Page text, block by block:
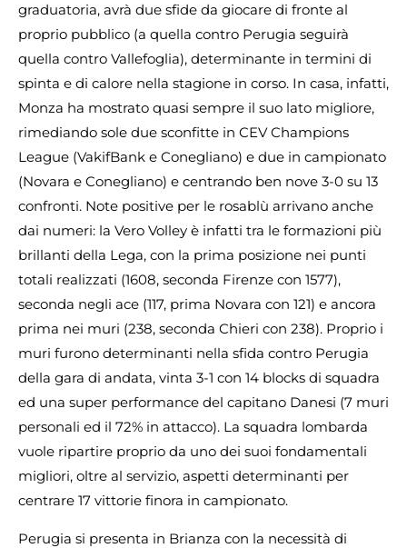
graduatoria, avrà due sfide da giocare di fronte al
proprio pubblico (a quella contro Perugia seguirà
quella contro Vallefoglia), determinante in termini di
spinta e di calore nella stagione in corso. In casa, infatti,
Monza ha mostrato quasi sempre il suo lato migliore,
rimediando sole due sconfitte in CEV Champions
League (VakifBank e Conegliano) e due in campionato
(Novara e Conegliano) e centrando ben nove 3-0 su 13
confronti. Note positive per le rosablù arrivano anche
dai numeri: la Vero Volley è infatti tra le formazioni più
brillanti della Lega, con la prima posizione nei punti
totali realizzati (1608, seconda Firenze con 1577),
seconda negli ace (117, prima Novara con 121) e ancora
prima nei muri (238, seconda Chieri con 238). Proprio i
muri furono determinanti nella sfida contro Perugia
della gara di andata, vinta 3-1 con 14 blocks di squadra
ed una super performance del capitano Danesi (7 muri
personali ed il 72% in attacco). La squadra lombarda
vuole ripartire proprio da uno dei suoi fondamentali
migliori, oltre al servizio, aspetti determinanti per
centrare 17 vittorie finora in campionato.
Perugia si presenta in Brianza con la necessità di